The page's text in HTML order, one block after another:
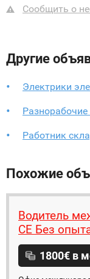
Сообщить о
Другие
Электрики
Работник
Похожие
Водитель
СЕ Без
1800€ в